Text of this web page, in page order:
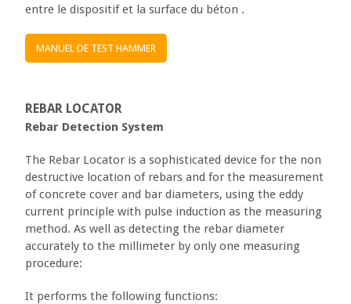
entre le dispositif et la surface du béton .
MANUEL DE TEST HAMMER
REBAR LOCATOR
Rebar Detection System
The Rebar Locator is a sophisticated device for the non
destructive location of rebars and for the measurement
of concrete cover and bar diameters, using the eddy
current principle with pulse induction as the measuring
method. As well as detecting the rebar diameter
accurately to the millimeter by only one measuring
procedure:
It performs the following functions: